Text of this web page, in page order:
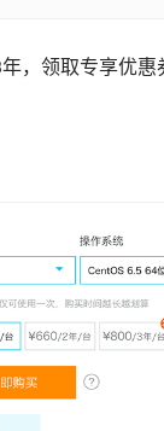
，领取专享优